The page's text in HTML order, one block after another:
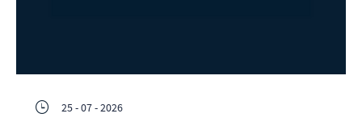
25 - 07 - 2026